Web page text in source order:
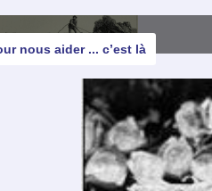
nous aider ... c’est là